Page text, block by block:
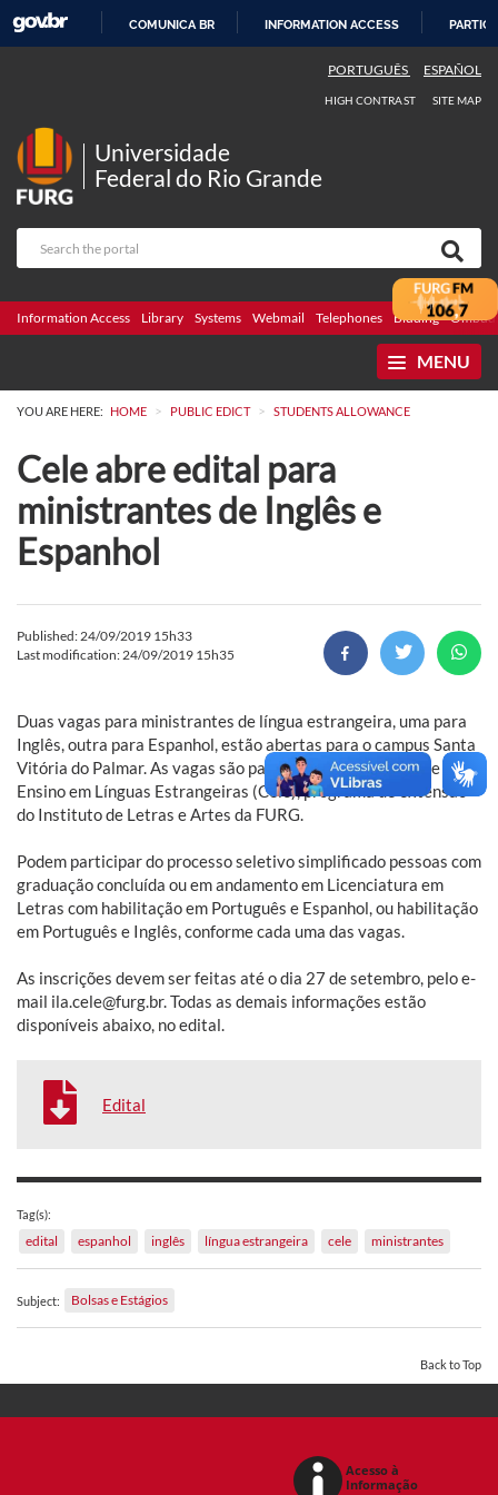
COMUNICA BR INFORMATION ACCESS
PORTUGUÊS ESPAÑOL
HIGH CONTRAST SITE MAP
Universidade
Federal do Rio Grande
Information Access Library Systems Webmail Telephones Bidding
MENU
YOU ARE HERE: HOME > PUBLIC EDICT > STUDENTS ALLOWANCE
Cele abre edital para
ministrantes de Inglês e
Espanhol
Published: 24/09/2019 15h33
Last modification: 24/09/2019 15h35
Duas vagas para ministrantes de língua estrangeira, uma para
Inglês, outra para Espanhol, estão abertas para o campus Santa
Vitória do Palmar. As vagas são para atuação no Centro de
Ensino em Línguas Estrangeiras (Cele), programa de extensão
do Instituto de Letras e Artes da FURG.
Podem participar do processo seletivo simplificado pessoas com
graduação concluída ou em andamento em Licenciatura em
Letras com habilitação em Português e Espanhol, ou habilitação
em Português e Inglês, conforme cada uma das vagas.
As inscrições devem ser feitas até o dia 27 de setembro, pelo e-
mail ila.cele@furg.br. Todas as demais informações estão
disponíveis abaixo, no edital.
Edital
Tag(s):
edital espanhol inglês língua estrangeira cele ministrantes
Subject: Bolsas e Estágios
Back to Top